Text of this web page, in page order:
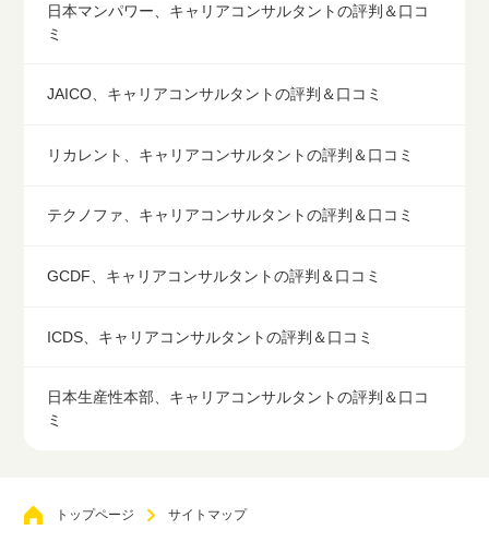
日本マンパワー、キャリアコンサルタントの評判＆口コ
ミ
JAICO、キャリアコンサルタントの評判＆口コミ
リカレント、キャリアコンサルタントの評判＆口コミ
テクノファ、キャリアコンサルタントの評判＆口コミ
GCDF、キャリアコンサルタントの評判＆口コミ
ICDS、キャリアコンサルタントの評判＆口コミ
日本生産性本部、キャリアコンサルタントの評判＆口コ
ミ
トップページ サイトマップ